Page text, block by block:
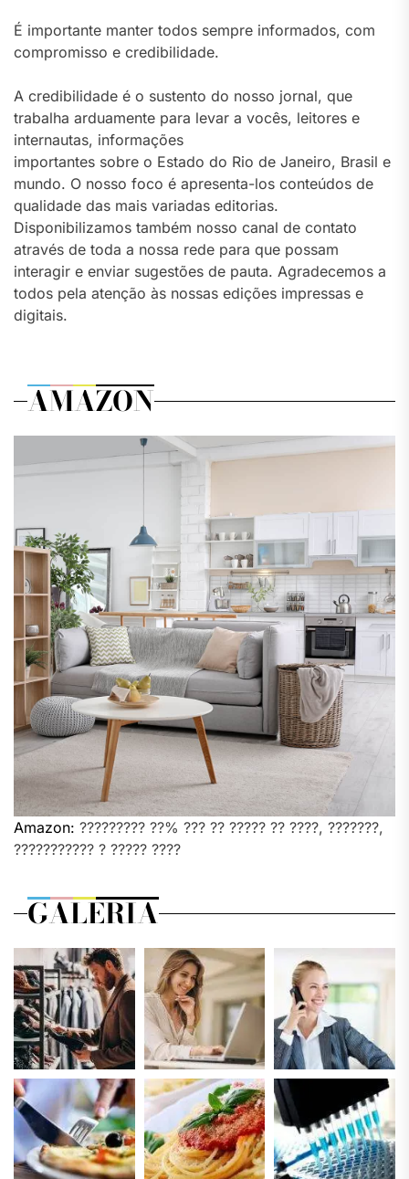
É importante manter todos sempre informados, com
compromisso e credibilidade.
A credibilidade é o sustento do nosso jornal, que
trabalha arduamente para levar a vocês, leitores e
internautas, informações
importantes sobre o Estado do Rio de Janeiro, Brasil e
mundo. O nosso foco é apresenta-los conteúdos de
qualidade das mais variadas editorias.
Disponibilizamos também nosso canal de contato
através de toda a nossa rede para que possam
interagir e enviar sugestões de pauta. Agradecemos a
todos pela atenção às nossas edições impressas e
digitais.
AMAZON
Amazon: ????????? ??% ??? ?? ????? ?? ????, ???????,
??????????? ? ????? ????
GALERIA